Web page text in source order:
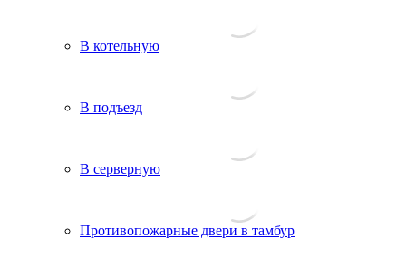
В котельную
В подъезд
В серверную
Противопожарные двери в тамбур